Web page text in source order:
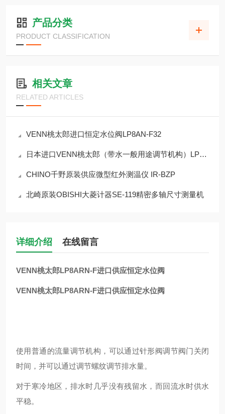
产品分类
PRODUCT CLASSIFICATION
相关文章
RELATED ARTICLES
VENN桃太郎进口恒定水位阀LP8AN-F32
日本进口VENN桃太郎（带水一般用途调节机构）LP9HN-F40恒水位阀
CHINO千野原装供应微型红外测温仪 IR-BZP
北崎原装OBISHI大菱计器SE-119精密多轴尺寸测量机
详细介绍 在线留言
VENN桃太郎LP8ARN-F进口供应恒定水位阀
VENN桃太郎LP8ARN-F进口供应恒定水位阀
使用普通的流量调节机构，可以通过针形阀调节阀门关闭
时间，并可以通过调节螺纹调节排水量。
对于寒冷地区，排水时几乎没有残留水，而回流水时供水
平稳。